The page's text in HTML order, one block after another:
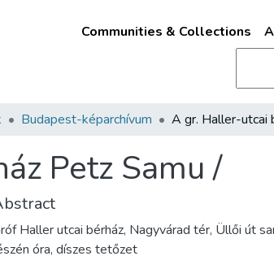
Communities & Collections
Budapest-képarchívum
Petz Samu /
Haller utcai bérház, Nagyvárad tér, Üllői út
óra, díszes tetőzet